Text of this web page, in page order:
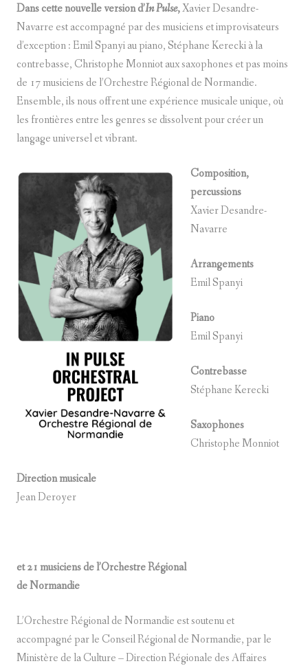
Dans cette nouvelle version d’In Pulse,Xavier Desandre-
Navarre est accompagné par des musiciens et improvisateurs
d’exception : Emil Spanyi au piano, Stéphane Kerecki à la
contrebasse, Christophe Monniot aux saxophones et pas moins
de 17 musiciens de l’Orchestre Régional de Normandie.
Ensemble, ils nous offrent une expérience musicale unique, où
les frontières entre les genres se dissolvent pour créer un
langage universel et vibrant.
Composition,
percussions
Xavier Desandre-
Navarre
Arrangements
Emil Spanyi
Piano
Emil Spanyi
Contrebasse
Stéphane Kerecki
Saxophones
Christophe Monniot
Direction musicale
Jean Deroyer
et 21 musiciens de l’Orchestre Régional
de Normandie
L’Orchestre Régional de Normandie est soutenu et
accompagné par le Conseil Régional de Normandie, par le
Ministère de la Culture – Direction Régionale des Affaires